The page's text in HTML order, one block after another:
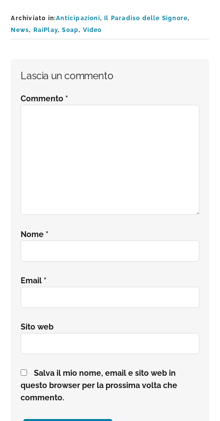
Archiviato in:Anticipazioni, Il Paradiso delle Signore,
News, RaiPlay,Soap, Video
Interazioni
del
Lascia un commento
Commento *
Nome *
Email *
Sito web
Salva il mio nome, email e sito web in
questo browser per la prossima volta che
commento.